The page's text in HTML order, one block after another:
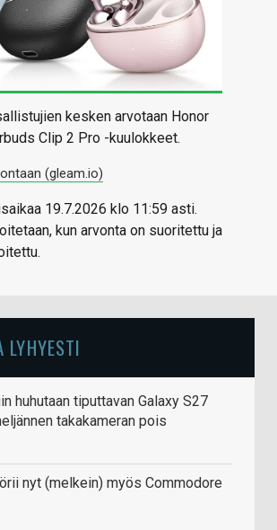
kesken arvotaan Honor
Clip 2 Pro -kuulokkeet.
(gleam.io)
19.7.2026 klo 11:59 asti.
kun arvonta on suoritettu ja
LYHYESTI
huhutaan tiputtavan Galaxy S27
takakameran pois
nyt (melkein) myös Commodore